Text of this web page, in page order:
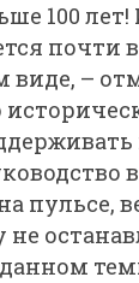
100 лет!
почти в
виде, –
пульсе,